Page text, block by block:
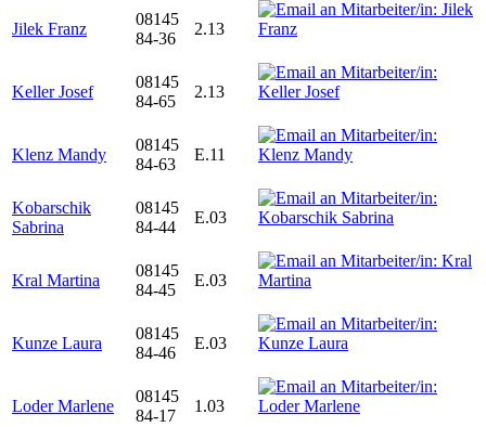
Jilek Franz
08145
84-36
2.13
Keller Josef
08145
84-65
2.13
Klenz Mandy
08145
84-63
E.11
Kobarschik
Sabrina
08145
84-44
E.03
Kral Martina
08145
84-45
E.03
Kunze Laura
08145
84-46
E.03
Loder Marlene
08145
84-17
1.03